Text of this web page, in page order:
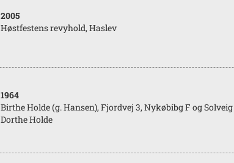
2005
Høstfestens revyhold, Haslev
1964
Birthe Holde (g. Hansen), Fjordvej 3, Nykøbibg F og
Dorthe Holde